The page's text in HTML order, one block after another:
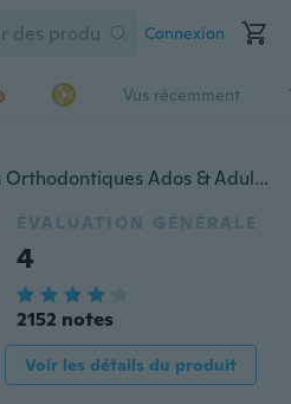
Connexion
Vus récemment
Système de Dents Droites Orthodontiques Ados & Adultes / Un appareil de rétention+Box
ÉVALUATION GÉNÉRALE
4
2152 notes
Voir les détails du produit